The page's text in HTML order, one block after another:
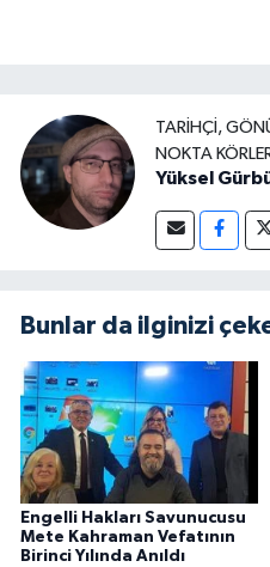
TARIHÇI,
NOKTA
Yüksel
Bunlar da ilginizi
Engelli Hakları Savunucusu
Mete Kahraman Vefatının
Birinci Yılında Anıldı